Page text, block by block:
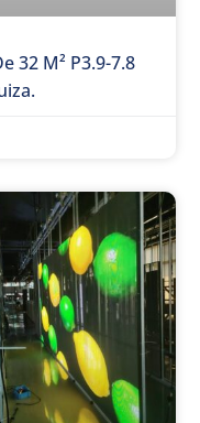
32 M² P3.9-7.8